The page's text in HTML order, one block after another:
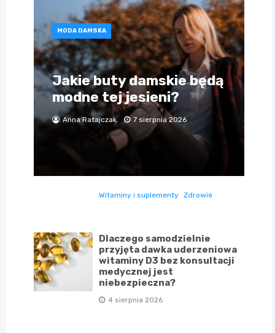
MODA DAMSKA
Jakie buty damskie będą
modne tej jesieni?
Anna Ratajczak 7 sierpnia 2026
Witaminy i suplementy Zdrowie
Dlaczego samodzielnie
przyjęta dawka uderzeniowa
witaminy D3 bez konsultacji
medycznej jest
niebezpieczna?
4 sierpnia 2026